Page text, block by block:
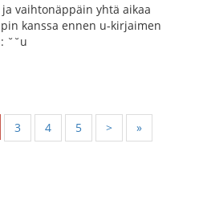
vaihtonäppäin yhtä aikaa
kanssa ennen u-kirjaimen
˘˘u
3 4 5 > »